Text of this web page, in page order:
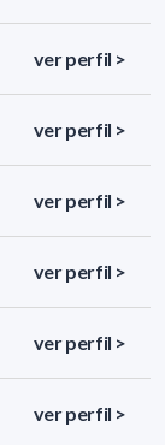
ver perfil >
ver perfil >
ver perfil >
ver perfil >
ver perfil >
ver perfil >